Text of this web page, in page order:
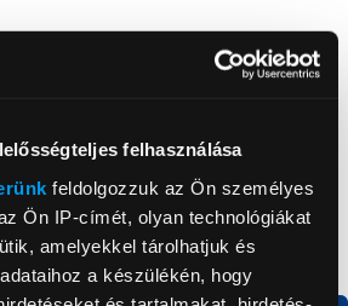
felhasználása
feldolgozzuk az Ön személyes
Ön IP-címét, olyan technológiákat
amelyekkel tárolhatjuk és
a készülékén, hogy